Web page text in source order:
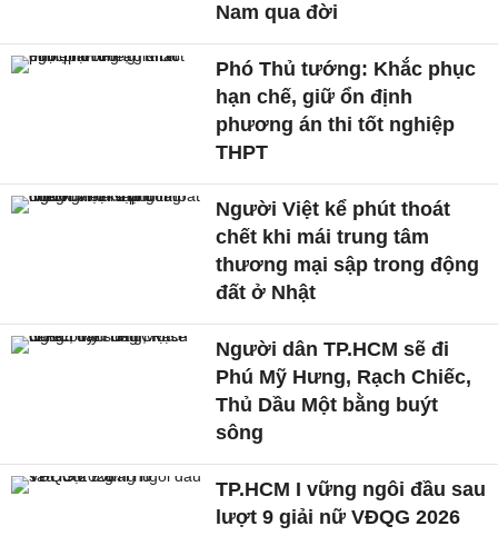
Nam qua đời
Phó Thủ tướng: Khắc phục
hạn chế, giữ ổn định
phương án thi tốt nghiệp
THPT
Người Việt kể phút thoát
chết khi mái trung tâm
thương mại sập trong động
đất ở Nhật
Người dân TP.HCM sẽ đi
Phú Mỹ Hưng, Rạch Chiếc,
Thủ Dầu Một bằng buýt
sông
TP.HCM I vững ngôi đầu sau
lượt 9 giải nữ VĐQG 2026